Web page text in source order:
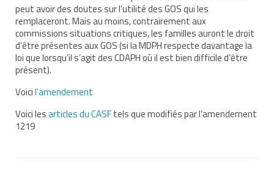
Nos webinaires
Nos cafés des parents
Soutenir TouPI
Adhérer
Faire un don à TouPI
peut avoir des doutes sur l’utilité des GOS qui les
remplaceront. Mais au moins, contrairement aux
commissions situations critiques, les familles auront le droit
d’être présentes aux GOS (si la MDPH respecte davantage la
loi que lorsqu’il s’agit des CDAPH où il est bien difficile d’être
présent).
Voicil’amendement
Voici lesarticles du CASFtels que modifiés par l’amendement
1219